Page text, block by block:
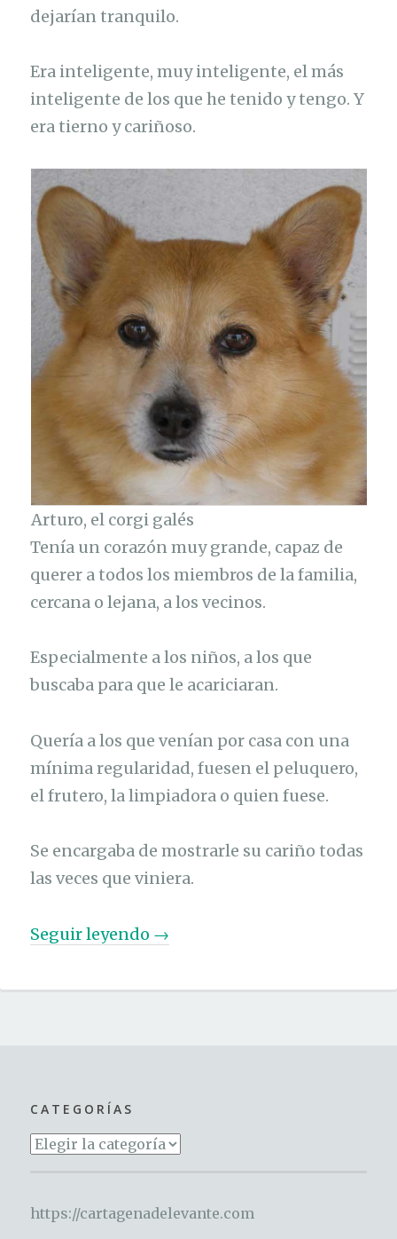
dejarían tranquilo.
Era inteligente, muy inteligente, el más
inteligente de los que he tenido y tengo. Y
era tierno y cariñoso.
Arturo, el corgi galés
Tenía un corazón muy grande, capaz de
querer a todos los miembros de la familia,
cercana o lejana, a los vecinos.
Especialmente a los niños, a los que
buscaba para que le acariciaran.
Quería a los que venían por casa con una
mínima regularidad, fuesen el peluquero,
el frutero, la limpiadora o quien fuese.
Se encargaba de mostrarle su cariño todas
las veces que viniera.
Seguir leyendo «
r
e
c
→
CATEGORÍAS
Categorías
https://cartagenadelevante.com